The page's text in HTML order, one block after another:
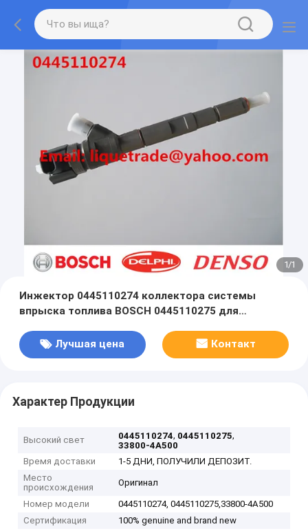
1/1
Инжектор 0445110274 коллектора системы
впрыска топлива BOSCH 0445110275 для
Лучшая цена
Контакт
Характер Продукции
Высокий свет 0445110274, 0445110275,
33800-4A500
Время доставки
1-5 ДНИ, ПОЛУЧИЛИ ДЕПОЗИТ.
Место
происхождения
Оригинал
Номер модели
0445110274, 0445110275,33800-4A500
Сертификация
100% genuine and brand new